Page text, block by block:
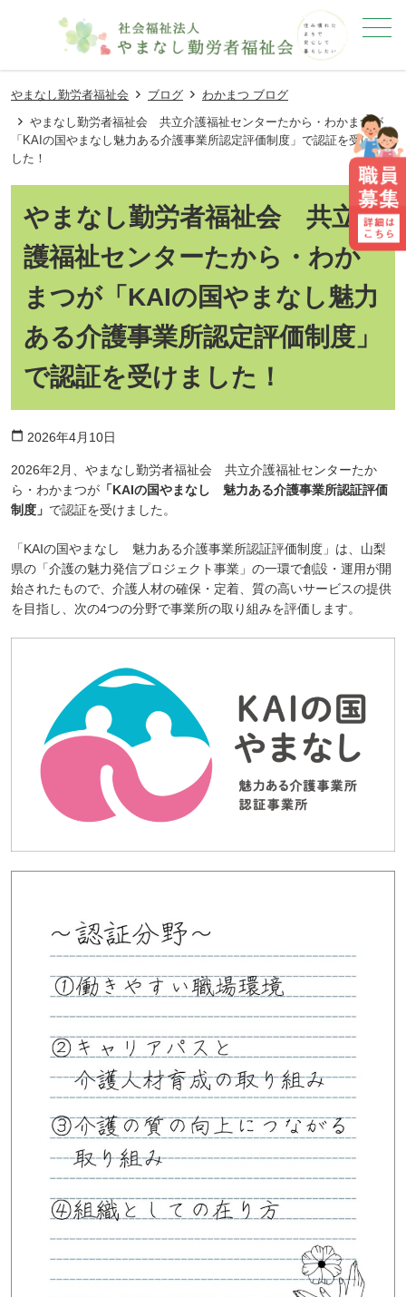
メニュー
やまなし勤労者福祉会 ブログ
わかまつ ブログ
やまなし勤労者福祉会 共立介護福祉センターたから・わかまつが
「KAIの国やまなし魅力ある介護事業所認定評価制度」で認証を受けま
した！
やまなし勤労者福祉会 共立介
護福祉センターたから・わか
まつが「KAIの国やまなし魅力
ある介護事業所認定評価制度」
で認証を受けました！
calendar_today 2026年4月10日
2026年2月、やまなし勤労者福祉会 共立介護福祉センターたか
ら・わかまつが 「KAIの国やまなし 魅力ある介護事業所認証評価
制度」 で認証を受けました。
「KAIの国やまなし 魅力ある介護事業所認証評価制度」は、山梨
県の「介護の魅力発信プロジェクト事業」の一環で創設・運用が開
始されたもので、介護人材の確保・定着、質の高いサービスの提供
を目指し、次の4つの分野で事業所の取り組みを評価します。